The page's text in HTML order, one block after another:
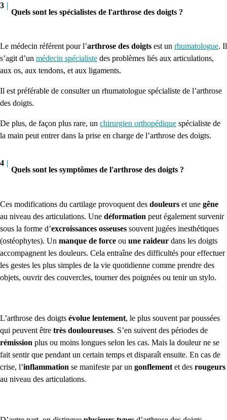
3 |
Quels sont les spécialistes de l'arthrose des doigts ?
Le médecin référent pour l’arthrose des doigts est un rhumatologue. Il
s’agit d’un médecin spécialiste des problèmes liés aux articulations,
aux os, aux tendons, et aux ligaments.
Il est préférable de consulter un rhumatologue spécialiste de l’arthrose
des doigts.
De plus, de façon plus rare, un chirurgien orthopédique spécialiste de
la main peut entrer dans la prise en charge de l’arthrose des doigts.
4 |
Quels sont les symptômes de l'arthrose des doigts ?
Ces modifications du cartilage provoquent des douleurs et une gêne
au niveau des articulations. Une déformation peut également survenir
sous la forme d’excroissances osseuses souvent jugées inesthétiques
(ostéophytes). Un manque de force ou une raideur dans les doigts
accompagnent les douleurs. Cela entraîne des difficultés pour effectuer
les gestes les plus simples de la vie quotidienne comme prendre des
objets, ouvrir des couvercles, tourner des poignées ou tenir un stylo.
L’arthrose des doigts évolue lentement, le plus souvent par poussées
qui peuvent être très douloureuses. S’en suivent des périodes de
rémission plus ou moins longues selon les cas. Mais la douleur ne se
fait sentir que pendant un certain temps et disparaît ensuite. En cas de
crise, l’inflammation se manifeste par un gonflement et des rougeurs
au niveau des articulations.